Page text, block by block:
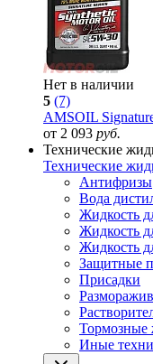
Нет в наличии
5 (7)
AMSOIL
от 2 093 руб.
Технические
Технические
Антифризы
Вода
Жидкость
Жидкость
Жидкость
Защитные
Присадки
Тормозные
Иные